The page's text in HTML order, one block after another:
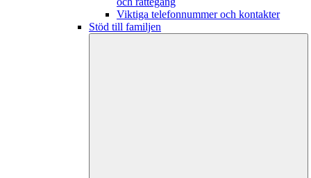
Viktiga telefonnummer och kontakter
Stöd till familjen